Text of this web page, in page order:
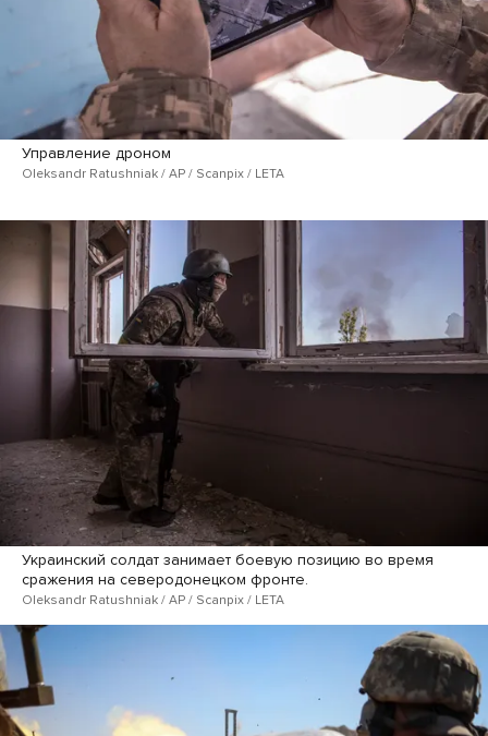
Управление дроном
Oleksandr Ratushniak / AP / Scanpix / LETA
Украинский солдат занимает боевую позицию во время
сражения на северодонецком фронте.
Oleksandr Ratushniak / AP / Scanpix / LETA